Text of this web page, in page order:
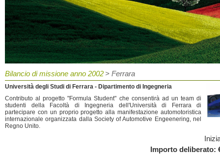
Bilancio di missione anno 2002 > Ferrara
Università degli Studi di Ferrara - Dipartimento di Ingegneria
Contributo al progetto "Formula Student" che consentirà ad un team di
studenti della Facoltà di Ingegneria dell'Università di Ferrara di
partecipare con un proprio progetto alla manifestazione automotoristica
internazionale organizzata dalla Society of Automotive Engeenering, nel
Regno Unito.
Importo deliberato: